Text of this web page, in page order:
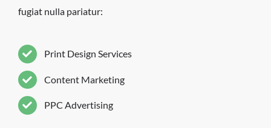
fugiat nulla pariatur:
Print Design Services
Content Marketing
PPC Advertising